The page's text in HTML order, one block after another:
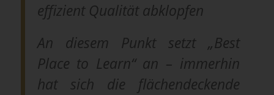
effizient Qualität abklopfen
An diesem Punkt setzt „Best
Place to Learn“ an – immerhin
hat sich die flächendeckende